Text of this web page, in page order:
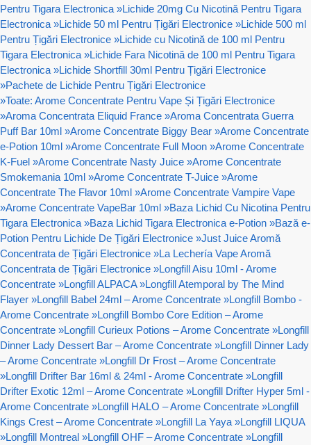
Pentru Tigara Electronica »Lichide 20mg Cu Nicotină Pentru Tigara
Electronica »Lichide 50 ml Pentru Țigări Electronice »Lichide 500 ml
Pentru Țigări Electronice »Lichide cu Nicotină de 100 ml Pentru
Tigara Electronica »Lichide Fara Nicotină de 100 ml Pentru Tigara
Electronica »Lichide Shortfill 30ml Pentru Țigări Electronice
»Pachete de Lichide Pentru Țigări Electronice
»Toate: Arome Concentrate Pentru Vape Și Țigări Electronice
»Aroma Concentrata Eliquid France »Aroma Concentrata Guerra
Puff Bar 10ml »Arome Concentrate Biggy Bear »Arome Concentrate
e-Potion 10ml »Arome Concentrate Full Moon »Arome Concentrate
K-Fuel »Arome Concentrate Nasty Juice »Arome Concentrate
Smokemania 10ml »Arome Concentrate T-Juice »Arome
Concentrate The Flavor 10ml »Arome Concentrate Vampire Vape
»Arome Concentrate VapeBar 10ml »Baza Lichid Cu Nicotina Pentru
Tigara Electronica »Baza Lichid Tigara Electronica e-Potion »Bază e-
Potion Pentru Lichide De Țigări Electronice »Just Juice Aromă
Concentrata de Țigări Electronice »La Lechería Vape Aromă
Concentrata de Țigări Electronice »Longfill Aisu 10ml - Arome
Concentrate »Longfill ALPACA »Longfill Atemporal by The Mind
Flayer »Longfill Babel 24ml – Arome Concentrate »Longfill Bombo -
Arome Concentrate »Longfill Bombo Core Edition – Arome
Concentrate »Longfill Curieux Potions – Arome Concentrate »Longfill
Dinner Lady Dessert Bar – Arome Concentrate »Longfill Dinner Lady
– Arome Concentrate »Longfill Dr Frost – Arome Concentrate
»Longfill Drifter Bar 16ml & 24ml - Arome Concentrate »Longfill
Drifter Exotic 12ml – Arome Concentrate »Longfill Drifter Hyper 5ml -
Arome Concentrate »Longfill HALO – Arome Concentrate »Longfill
Kings Crest – Arome Concentrate »Longfill La Yaya »Longfill LIQUA
»Longfill Montreal »Longfill OHF – Arome Concentrate »Longfill